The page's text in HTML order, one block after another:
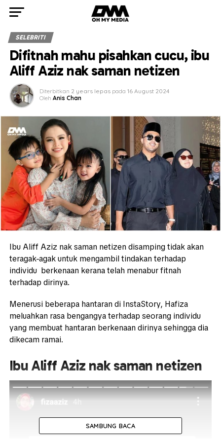
SELEBRITI
Difitnah mahu pisahkan cucu, ibu
Aliff Aziz nak saman netizen
Diterbitkan 2 years lepas pada 16 August 2024
Oleh Anis Chan
Ibu Aliff Aziz nak saman netizen disamping tidak akan
teragak-agak untuk mengambil tindakan terhadap
individu berkenaan kerana telah menabur fitnah
terhadap dirinya.
Menerusi beberapa hantaran di InstaStory, Hafiza
meluahkan rasa bengangya terhadap seorang individu
yang membuat hantaran berkenaan dirinya sehingga dia
dikecam ramai.
Ibu Aliff Aziz nak saman netizen
SAMBUNG BACA